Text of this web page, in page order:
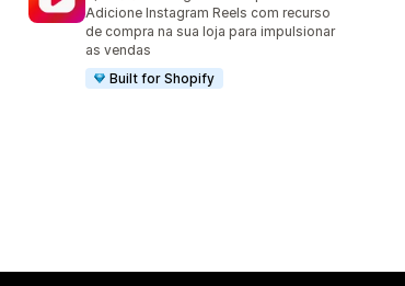
Adicione Instagram Reels com recurso
de compra na sua loja para impulsionar
as vendas
Built for Shopify